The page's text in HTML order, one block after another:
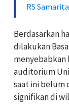
RS
Berdasarkan
dilakukan
menyebabkan
auditorium
saat ini belum
signifikan di